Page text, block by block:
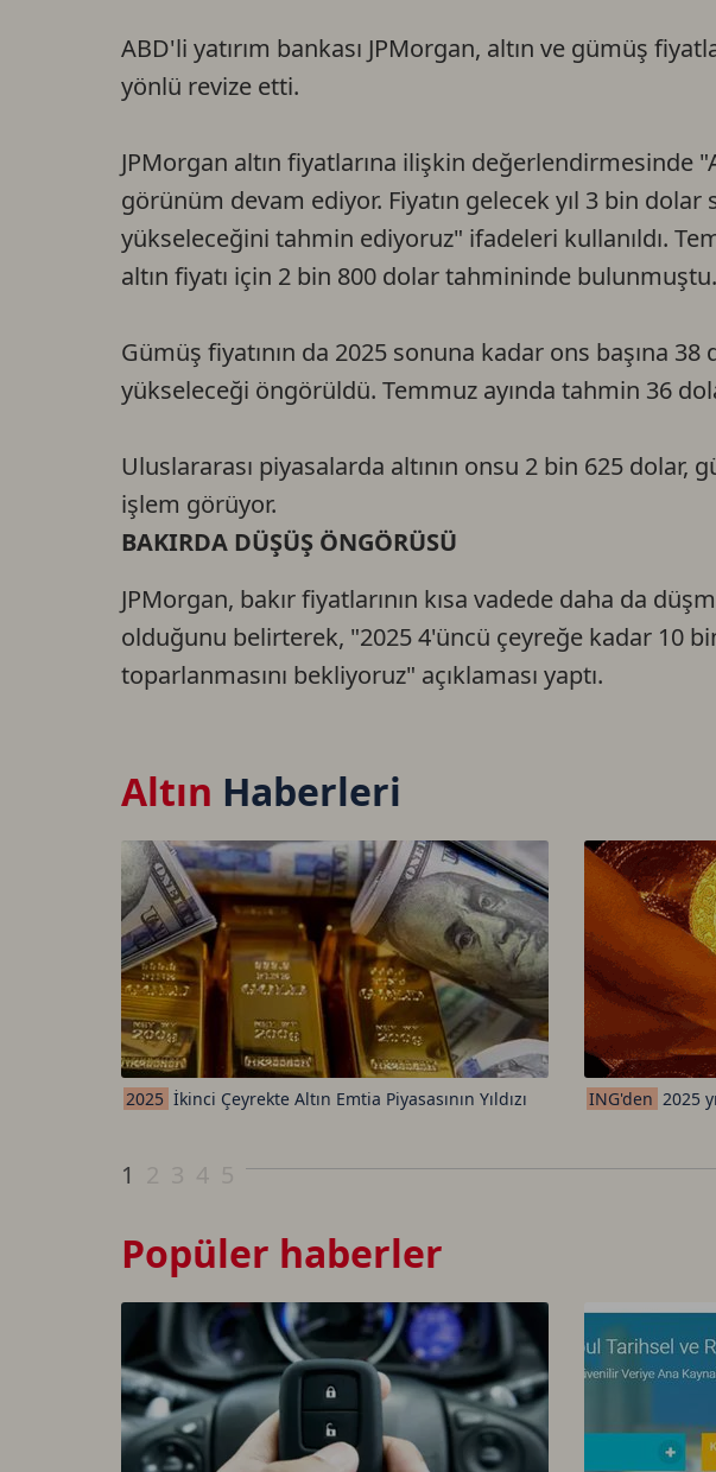
ABD'li yatırım bankası JPMorgan, altın ve gümüş
yönlü revize etti.
JPMorgan altın fiyatlarına ilişkin değerlendirmesinde
görünüm devam ediyor. Fiyatın gelecek yıl 3 bin dolar
yükseleceğini tahmin ediyoruz" ifadeleri kullanıldı.
altın fiyatı için 2 bin 800 dolar tahmininde bulunmuştu.
Gümüş fiyatının da 2025 sonuna kadar ons başına 38
yükseleceği öngörüldü. Temmuz ayında tahmin 36
Uluslararası piyasalarda altının onsu 2 bin 625 dolar,
işlem görüyor.
BAKIRDA DÜŞÜŞ ÖNGÖRÜSÜ
JPMorgan, bakır fiyatlarının kısa vadede daha da
olduğunu belirterek, "2025 4'üncü çeyreğe kadar 10
toparlanmasını bekliyoruz" açıklaması yaptı.
Altın Haberleri
2025 İkinci Çeyrekte Altın Emtia Piyasasının Yıldızı ING'den 2025
1
Popüler haberler